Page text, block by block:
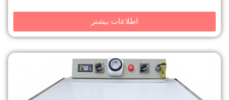
اطلاعات بیشتر